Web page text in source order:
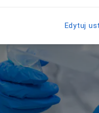
Edytuj